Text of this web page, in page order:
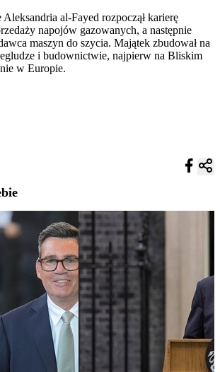
al-Fayed rozpoczął karierę
napojów gazowanych, a następnie
maszyn do szycia. Majątek zbudował na
i budownictwie, najpierw na Bliskim
w Europie.